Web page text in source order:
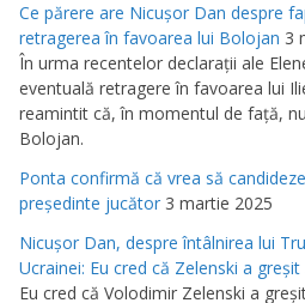
Ce părere are Nicuşor Dan despre
retragerea în favoarea lui Bolojan 3
În urma recentelor declaraţii ale
eventuală retragere în favoarea lui
reamintit că, în momentul de faţă,
Bolojan.
Ponta confirmă că vrea să
preşedinte jucător 3 martie 2025
Nicuşor Dan, despre întâlnirea lui
Ucrainei: Eu cred că Zelenski a greşit
Eu cred că Volodimir Zelenski a